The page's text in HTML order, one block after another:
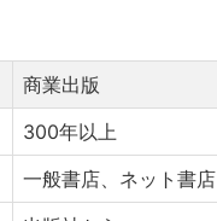
商業出版
300年以上
一般書店、ネット書店